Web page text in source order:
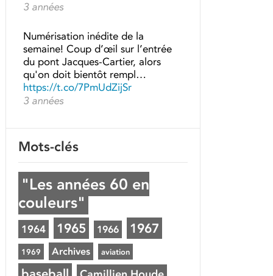
3 années
Numérisation inédite de la
semaine! Coup d’œil sur l’entrée
du pont Jacques-Cartier, alors
qu'on doit bientôt rempl…
https://t.co/7PmUdZijSr
3 années
Mots-clés
"Les années 60 en
couleurs"
1964 1965 1966 1967
1969 Archives aviation